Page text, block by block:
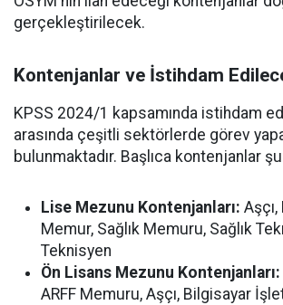
gerçekleştirilecek.
Kontenjanlar ve İstihdam
KPSS 2024/1 kapsamında istihdam
arasında çeşitli sektörlerde görev
bulunmaktadır. Başlıca kontenjanlar
Lise Mezunu Kontenjanları:
Memur, Sağlık Memuru, Sağlık
Teknisyen
Ön Lisans Mezunu Kontenjanları:
ARFF Memuru, Aşçı, Bilgisayar